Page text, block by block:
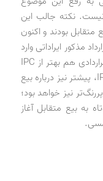
نکته جالب این
متقابل بودند و اکنون
مذکور ایراداتی وارد
می‌کردند، اکنون معتقدند حتی آن شیوه قراردادی هم بهتر از IPC
است. از آنجا که اختلاف دیدگاه‌ها درباره IPC، پیشتر نیز درباره بیع
نیز خواهد بود؛
به بیع متقابل آغاز